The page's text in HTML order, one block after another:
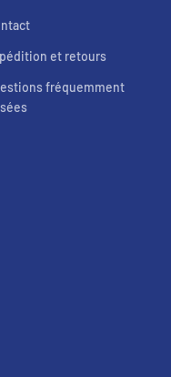
et retours
fréquemment